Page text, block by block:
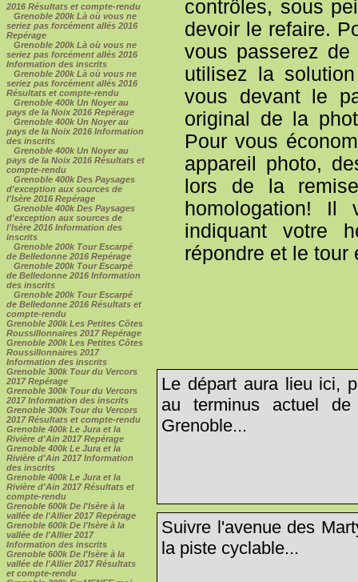
2016 Résultats et compte-rendu
Grenoble 200k Là où vous ne
seriez pas forcément allés 2016
Repérage
Grenoble 200k Là où vous ne
seriez pas forcément allés 2016
Information des inscrits
Grenoble 200k Là où vous ne
seriez pas forcément allés 2016
Résultats et compte-rendu
Grenoble 400k Un Noyer au
pays de la Noix 2016 Repérage
Grenoble 400k Un Noyer au
pays de la Noix 2016 Information
des inscrits
Grenoble 400k Un Noyer au
pays de la Noix 2016 Résultats et
compte-rendu
Grenoble 400k Des Paysages
d'exception aux sources de
l'Isère 2016 Repérage
Grenoble 400k Des Paysages
d'exception aux sources de
l'Isère 2016 Information des
inscrits
Grenoble 200k Tour Escarpé
de Belledonne 2016 Repérage
Grenoble 200k Tour Escarpé
de Belledonne 2016 Information
des inscrits
Grenoble 200k Tour Escarpé
de Belledonne 2016 Résultats et
compte-rendu
Grenoble 200k Les Petites Côtes
Roussillonnaires 2017 Repérage
Grenoble 200k Les Petites Côtes
Roussillonnaires 2017
Information des inscrits
Grenoble 300k Tour du Vercors
2017 Repérage
Grenoble 300k Tour du Vercors
2017 Information des inscrits
Grenoble 300k Tour du Vercors
2017 Résultats et compte-rendu
Grenoble 400k Le Jura et la
Rivière d'Ain 2017 Repérage
Grenoble 400k Le Jura et la
Rivière d'Ain 2017 Information
des inscrits
Grenoble 400k Le Jura et la
Rivière d'Ain 2017 Résultats et
compte-rendu
Grenoble 600k De l'Isère à la
vallée de l'Allier 2017 Repérage
Grenoble 600k De l'Isère à la
vallée de l'Allier 2017
Information des inscrits
Grenoble 600k De l'Isère à la
vallée de l'Allier 2017 Résultats
et compte-rendu
contrôles, sous
devoir le refaire.
vous passerez
utilisez la
vous devant le
original de la
Pour vous
appareil photo,
lors de la
homologation!
indiquant votre
répondre et le tour
Le départ aura lieu ici,
au terminus actuel
Grenoble...
Suivre l'avenue des
la piste cyclable...